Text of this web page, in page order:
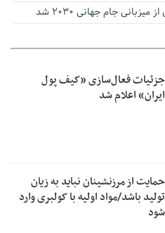
جام جهانی ۲۰۳۰ شد
جزئیات فعال‌سازی «کیف پول
ایران» اعلام شد
حمایت از مرزنشینان نباید به زیان
تولید باشد/مواد اولیه با کولبری وارد
شود